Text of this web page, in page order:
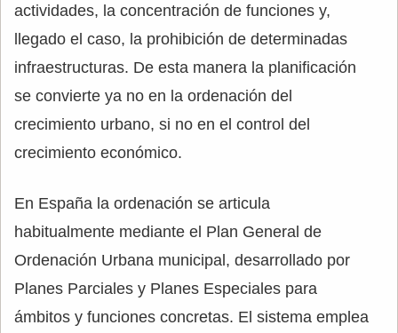
actividades, la concentración de funciones y,
llegado el caso, la prohibición de determinadas
infraestructuras. De esta manera la planificación
se convierte ya no en la ordenación del
crecimiento urbano, si no en el control del
crecimiento económico.
En España la ordenación se articula
habitualmente mediante el Plan General de
Ordenación Urbana municipal, desarrollado por
Planes Parciales y Planes Especiales para
ámbitos y funciones concretas. El sistema emplea